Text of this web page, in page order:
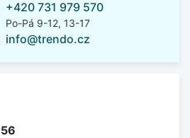
+420 731 979 570
Po-Pá 9-12, 13-17
info@trendo.cz